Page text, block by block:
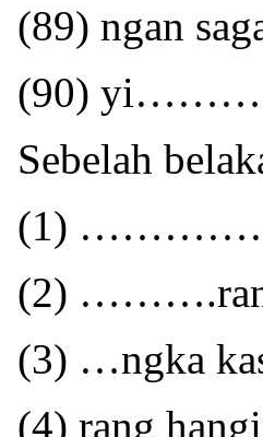
(89) ngan
(90)
Sebelah
(1)
(2)
(3) …ngka
(4) rang